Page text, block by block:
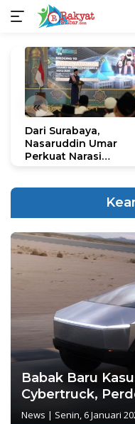
konten
«
Dari Surabaya,
Nasaruddin Umar
Perkuat Narasi
Babak Baru
Cybertruck,
News | Senin, 6 Januari